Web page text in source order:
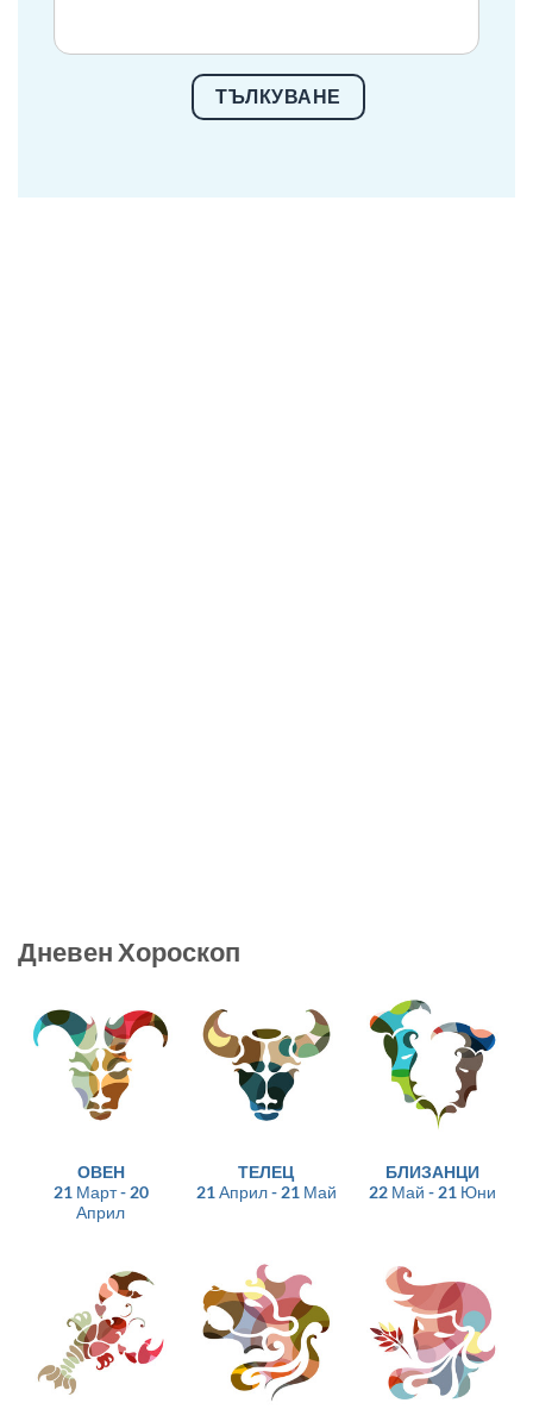
ТЪЛКУВАНЕ
Дневен Хороскоп
ОВЕН
21 Март - 20
Април
ТЕЛЕЦ
21 Април - 21 Май
БЛИЗАНЦИ
22 Май - 21 Юни